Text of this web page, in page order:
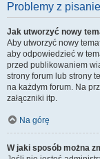
Problemy z
Jak utworzyć nowy
Aby utworzyć nowy
aby odpowiedzieć w
przed publikowaniem
strony forum lub strony
na każdym forum. Na
załączniki itp.
Na górę
W jaki sposób można